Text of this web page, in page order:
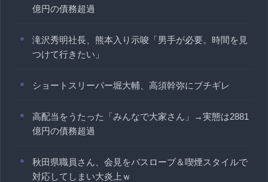
億円の債務超過
滝沢秀明社長、熊本入り示唆「男手が必要。時間を見
つけて行きたい」
ショートスリーパー堀大輔、高須幹弥にブチギレ
高配当をうたった「みんなで大家さん」→実態は2881
億円の債務超過
秋田県職員さん、会見をバスローブ＆喫煙スタイルで
対応してしまい大炎上ｗ